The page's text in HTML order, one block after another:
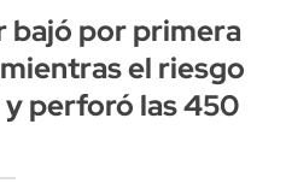
bajó por primera
el riesgo
perforó las 450